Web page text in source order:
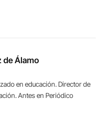
de Álamo
en educación. Director de
Antes en Periódico